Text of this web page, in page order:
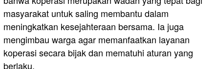
masyarakat untuk saling membantu dalam
meningkatkan kesejahteraan bersama. Ia juga
mengimbau warga agar memanfaatkan layanan
koperasi secara bijak dan mematuhi aturan yang
berlaku.